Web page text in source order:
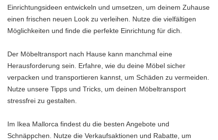
Einrichtungsideen entwickeln und umsetzen, um deinem Zuhause
einen frischen neuen Look zu verleihen. Nutze die vielfältigen
Möglichkeiten und finde die perfekte Einrichtung für dich.
Der Möbeltransport nach Hause kann manchmal eine
Herausforderung sein. Erfahre, wie du deine Möbel sicher
verpacken und transportieren kannst, um Schäden zu vermeiden.
Nutze unsere Tipps und Tricks, um deinen Möbeltransport
stressfrei zu gestalten.
Im Ikea Mallorca findest du die besten Angebote und
Schnäppchen. Nutze die Verkaufsaktionen und Rabatte, um